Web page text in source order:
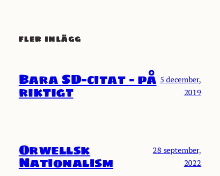
FLER INLÄGG
Bara SD-citat – på
riktigt
5 december,
2019
Orwellsk
Nationalism
28 september,
2022